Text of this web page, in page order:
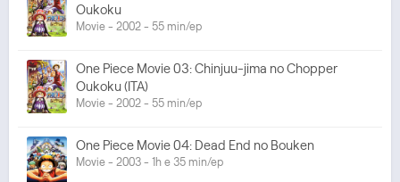
Oukoku
Movie - 2002 - 55 min/ep
One Piece Movie 03: Chinjuu-jima no Chopper
Oukoku (ITA)
Movie - 2002 - 55 min/ep
One Piece Movie 04: Dead End no Bouken
Movie - 2003 - 1h e 35 min/ep